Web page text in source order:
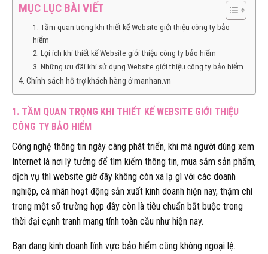
MỤC LỤC BÀI VIẾT
1. Tầm quan trọng khi thiết kế Website giới thiệu công ty bảo
hiểm
2. Lợi ích khi thiết kế Website giới thiệu công ty bảo hiểm
3. Những ưu đãi khi sử dụng Website giới thiệu công ty bảo hiểm
4. Chính sách hỗ trợ khách hàng ở manhan.vn
1. TẦM QUAN TRỌNG KHI THIẾT KẾ WEBSITE GIỚI THIỆU
CÔNG TY BẢO HIỂM
Công nghệ thông tin ngày càng phát triển, khi mà người dùng xem
Internet là nơi lý tưởng để tìm kiếm thông tin, mua sắm sản phẩm,
dịch vụ thì website giờ đây không còn xa lạ gì với các doanh
nghiệp, cá nhân hoạt động sản xuất kinh doanh hiện nay, thậm chí
trong một số trường hợp đây còn là tiêu chuẩn bắt buộc trong
thời đại cạnh tranh mang tính toàn cầu như hiện nay.
Bạn đang kinh doanh lĩnh vực bảo hiểm cũng không ngoại lệ.